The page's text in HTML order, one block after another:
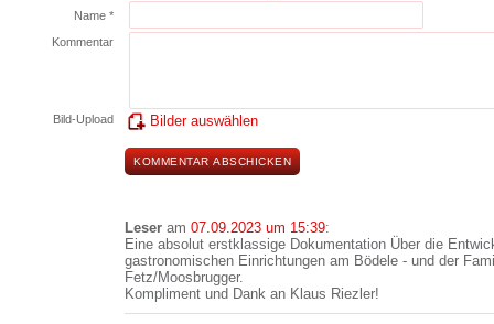
Name *
Kommentar
Bild-Upload Bilder auswählen
Leser am 07.09.2023 um 15:39:
Eine absolut erstklassige Dokumentation Über die
gastronomischen Einrichtungen am Bödele - und der
Fetz/Moosbrugger.
Kompliment und Dank an Klaus Riezler!